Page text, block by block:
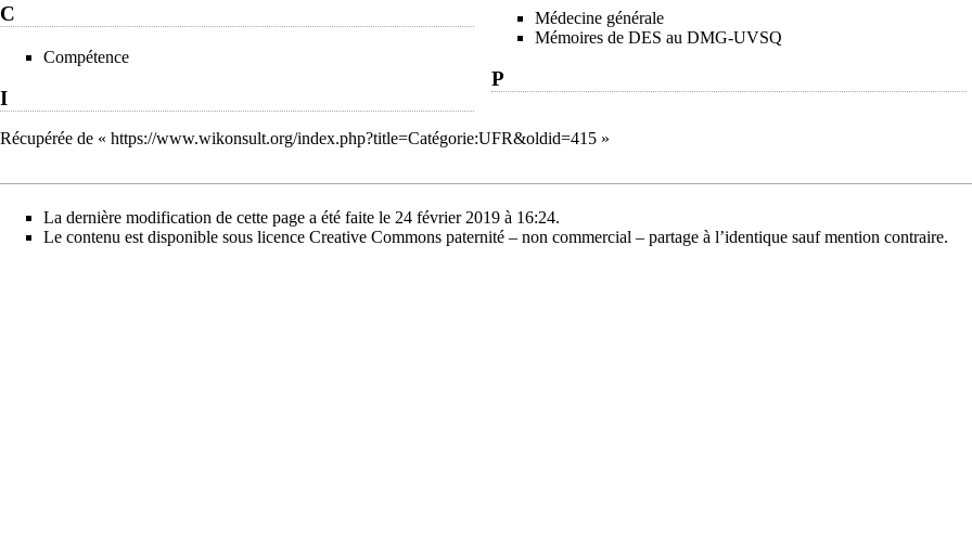
C
Compétence
I
Médecine générale
Mémoires de DES au DMG-UVSQ
P
Récupérée de « https://www.wikonsult.org/index.php?title=Catégorie:UFR&oldid=415 »
La dernière modification de cette page a été faite le 24 février 2019 à 16:24.
Le contenu est disponible sous licence Creative Commons paternité – non commercial – partage à l’identique sauf mention contraire.